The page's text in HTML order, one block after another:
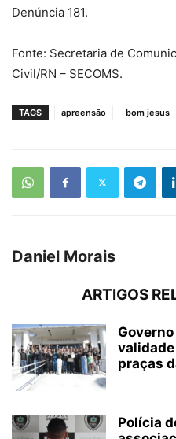
Denúncia 181.
Fonte: Secretaria de
Civil/RN – SECOMS.
TAGS apreensão bom jesus
Daniel Morais
ARTIGOS
praças
Polícia